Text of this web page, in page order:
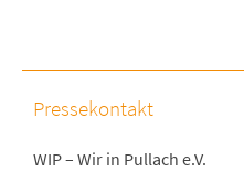
Pressekontakt
WIP – Wir in Pullach e.V.